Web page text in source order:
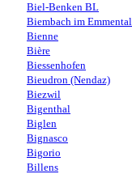
Biel-Benken BL
Biembach im Emmental
Bienne
Bière
Biessenhofen
Bieudron (Nendaz)
Biezwil
Bigenthal
Biglen
Bignasco
Bigorio
Billens